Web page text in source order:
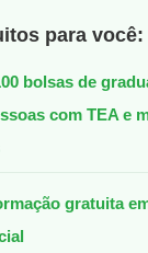
para você:
bolsas de
com TEA e
gratuita